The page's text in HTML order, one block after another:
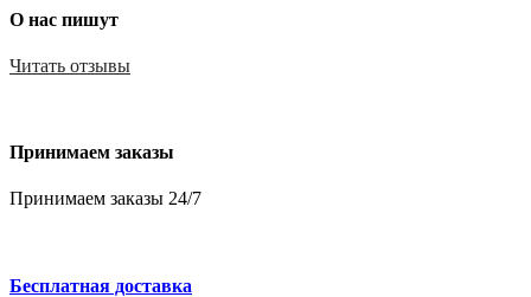
О нас пишут
Читать отзывы
Принимаем заказы
Принимаем заказы 24/7
Бесплатная доставка